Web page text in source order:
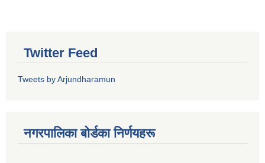
Twitter Feed
Tweets by Arjundharamun
नगरपालिका बाेर्डका निर्णयहरू